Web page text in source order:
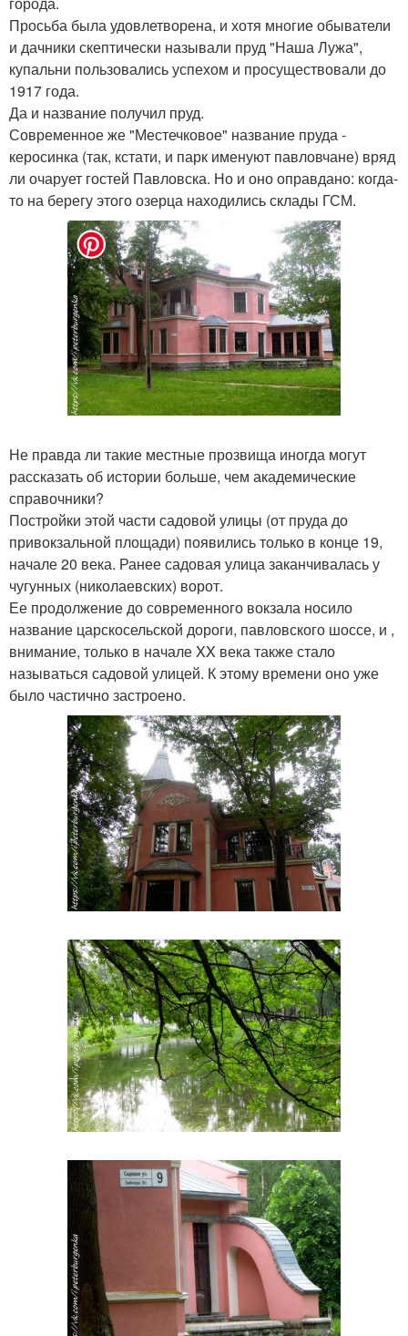
Просьба была удовлетворена, и хотя многие обыватели
и дачники скептически называли пруд "Наша Лужа",
купальни пользовались успехом и просуществовали до
1917 года.
Да и название получил пруд.
Современное же "Местечковое" название пруда -
керосинка (так, кстати, и парк именуют павловчане) вряд
ли очарует гостей Павловска. Но и оно оправдано: когда-
то на берегу этого озерца находились склады ГСМ.
Не правда ли такие местные прозвища иногда могут
рассказать об истории больше, чем академические
справочники?
Постройки этой части садовой улицы (от пруда до
привокзальной площади) появились только в конце 19,
начале 20 века. Ранее садовая улица заканчивалась у
чугунных (николаевских) ворот.
Ее продолжение до современного вокзала носило
название царскосельской дороги, павловского шоссе, и ,
внимание, только в начале XX века также стало
называться садовой улицей. К этому времени оно уже
было частично застроено.